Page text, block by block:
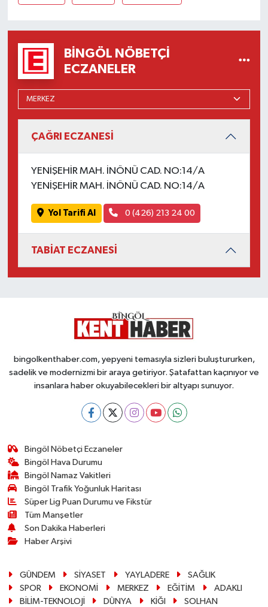
BINGÖL NÖBETÇI
ECZANELER
ÇAĞRI ECZANESİ
YENİŞEHİR MAH. İNÖNÜ CAD. NO:14/A
YENİŞEHİR MAH. İNÖNÜ CAD. NO:14/A
Yol Tarifi Al 0 (426) 213 24 00
TABİAT ECZANESİ
bingolkenthaber.com, yepyeni temasıyla sizleri buluştururken,
sadelik ve modernizmi bir araya getiriyor. Şatafattan kaçınıyor ve
insanlara haber okuyabilecekleri bir altyapı sunuyor.
Bingöl Nöbetçi Eczaneler
Bingöl Hava Durumu
Bingöl Namaz Vakitleri
Bingöl Trafik Yoğunluk Haritası
Süper Lig Puan Durumu ve Fikstür
Tüm Manşetler
Son Dakika Haberleri
Haber Arşivi
GÜNDEM SİYASET YAYLADERE
SAĞLIK
SPOR
EKONOMİ MERKEZ EĞİTİM
ADAKLI
BİLİM-TEKNOLOJİ
DÜNYA KİĞI SOLHAN